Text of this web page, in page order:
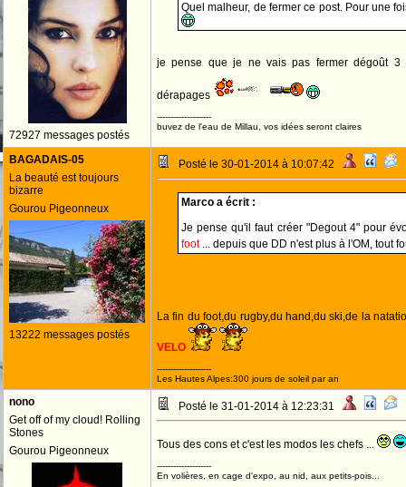
72927 messages postés
Quel malheur, de fermer ce post. Pour une
je pense que je ne vais pas fermer dégoût 3
dérapages
--------------------
buvez de l'eau de Millau, vos idées seront claires
BAGADAIS-05
La beauté est toujours
bizarre
Gourou Pigeonneux
13222 messages postés
Posté le 30-01-2014 à 10:07:42
Marco a écrit :
Je pense qu'il faut créer "Degout 4" pour
foot ... depuis que DD n'est plus à l'OM, tout
La fin du foot,du rugby,du hand,du ski,de la
VELO
--------------------
Les Hautes Alpes:300 jours de soleil par an
nono
Get off of my cloud! Rolling
Stones
Gourou Pigeonneux
Posté le 31-01-2014 à 12:23:31
Tous des cons et c'est les modos les chefs ...
--------------------
En volières, en cage d'expo, au nid, aux petits-pois...